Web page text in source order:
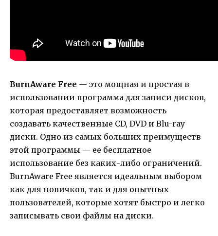
BurnAware Free — это мощная и простая в
использовании программа для записи дисков,
которая предоставляет возможность
создавать качественные CD, DVD и Blu-ray
диски. Одно из самых больших преимуществ
этой программы — ее бесплатное
использование без каких-либо ограничений.
BurnAware Free является идеальным выбором
как для новичков, так и для опытных
пользователей, которые хотят быстро и легко
записывать свои файлы на диски.